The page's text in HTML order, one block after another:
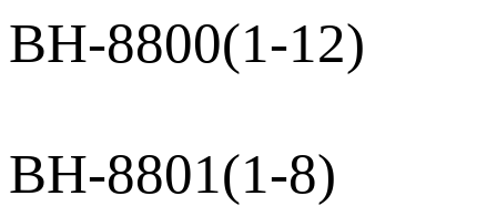
BH-8800(1-12)
BH-8801(1-8)